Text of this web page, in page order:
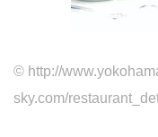
© http://
sky.com/